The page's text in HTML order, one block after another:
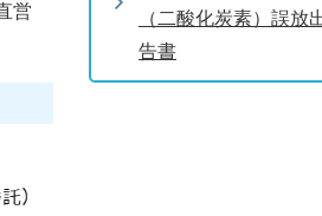
営
（二酸化炭素）誤放
告書